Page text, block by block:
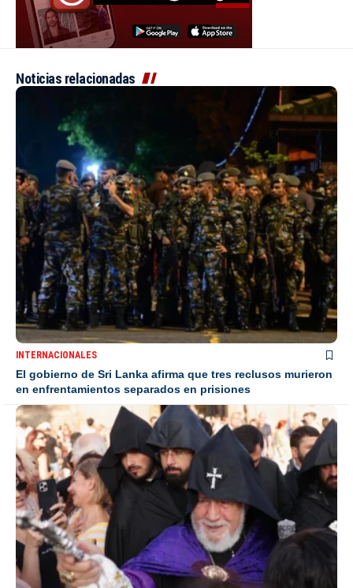
Noticias relacionadas
INTERNACIONALES
El gobierno de Sri Lanka afirma que tres reclusos murieron
en enfrentamientos separados en prisiones